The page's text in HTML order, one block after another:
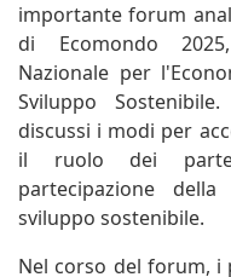
importante forum
di Ecomondo
Nazionale per
Sviluppo
discussi i modi per
il ruolo dei
partecipazione
sviluppo sostenibile.
Nel corso del forum, i